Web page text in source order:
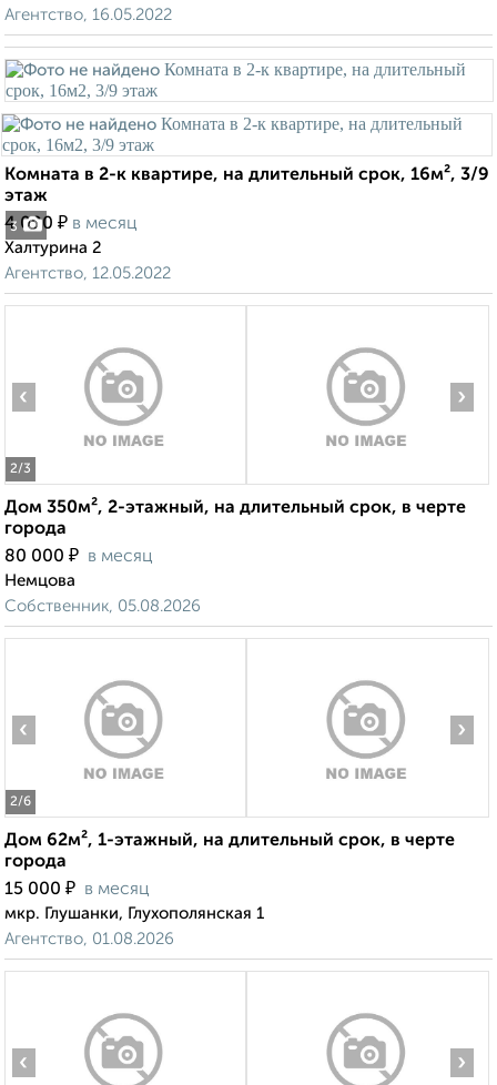
Агентство, 16.05.2022
3
Комната в 2-к квартире, на длительный срок, 16м², 3/9
этаж
4 000 ₽ в месяц
Халтурина 2
Агентство, 12.05.2022
2/3
‹ ›
Дом 350м², 2-этажный, на длительный срок, в черте
города
80 000 ₽ в месяц
Немцова
Собственник, 05.08.2026
2/6
‹ ›
Дом 62м², 1-этажный, на длительный срок, в черте
города
15 000 ₽ в месяц
мкр. Глушанки, Глухополянская 1
Агентство, 01.08.2026
‹ ›